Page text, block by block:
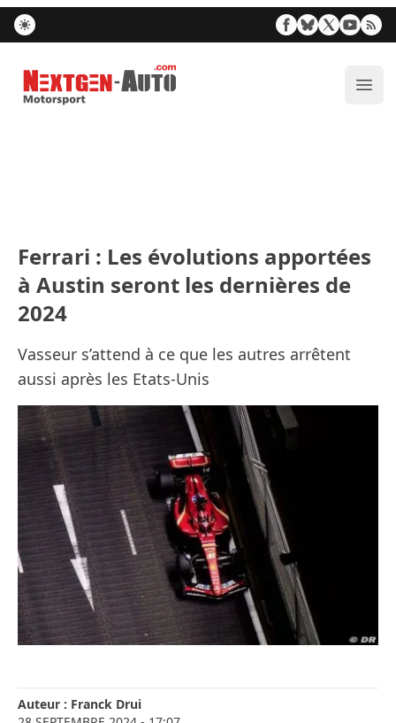
Nextgen-Auto.com
Ferrari : Les évolutions apportées
à Austin seront les dernières de
2024
Vasseur s’attend à ce que les autres arrêtent
aussi après les Etats-Unis
Auteur : Franck Drui